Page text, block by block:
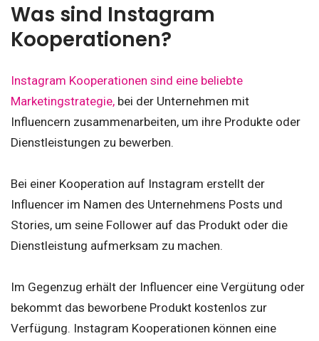
Was sind Instagram
Kooperationen?
Instagram Kooperationen sind eine beliebte
Marketingstrategie, bei der Unternehmen mit
Influencern zusammenarbeiten, um ihre Produkte oder
Dienstleistungen zu bewerben.
Bei einer Kooperation auf Instagram erstellt der
Influencer im Namen des Unternehmens Posts und
Stories, um seine Follower auf das Produkt oder die
Dienstleistung aufmerksam zu machen.
Im Gegenzug erhält der Influencer eine Vergütung oder
bekommt das beworbene Produkt kostenlos zur
Verfügung. Instagram Kooperationen können eine